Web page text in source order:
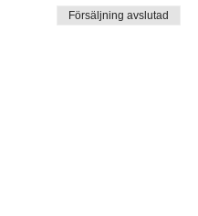
Försäljning avslutad